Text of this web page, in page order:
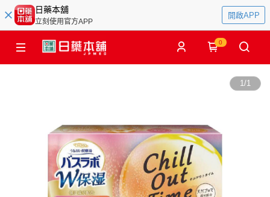
日藥本舖
立刻使用官方APP
開啟APP
0
1/1